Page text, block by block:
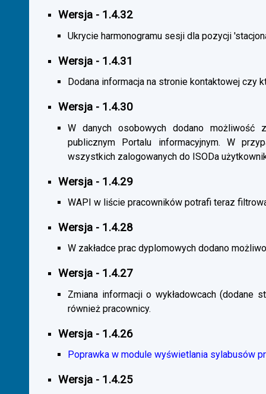
Wersja - 1.4.32
Ukrycie harmonogramu sesji dla pozycji
Wersja - 1.4.31
Dodana informacja na stronie kontaktowej czy
Wersja - 1.4.30
W danych osobowych dodano możliwość
publicznym Portalu informacyjnym. W
wszystkich zalogowanych do ISODa
Wersja - 1.4.29
WAPI w liście pracowników potrafi teraz
Wersja - 1.4.28
W zakładce prac dyplomowych dodano
Wersja - 1.4.27
Zmiana informacji o wykładowcach (dodane
również pracownicy.
Wersja - 1.4.26
Poprawka w module wyświetlania sylabusów
Wersja - 1.4.25